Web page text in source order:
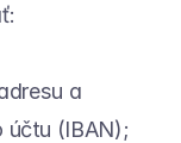
a
účtu (IBAN);